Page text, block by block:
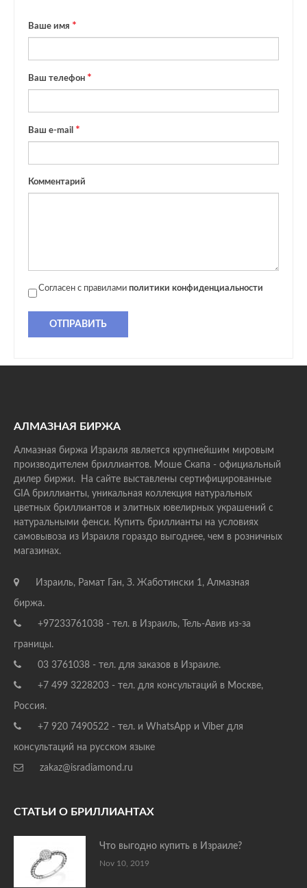
Ваше имя
Ваш телефон
Ваш e-mail
Комментарий
Согласен с правилами политики конфиденциальности
ОТПРАВИТЬ
АЛМАЗНАЯ БИРЖА
Алмазная биржа Израиля является крупнейшим мировым
производителем бриллиантов. Моше Скапа - официальный
дилер биржи. На сайте выставлены сертифицированные
GIA бриллианты, уникальная коллекция натуральных
цветных бриллиантов и элитных ювелирных украшений с
натуральными фенси. Купить бриллианты на условиях
самовывоза из Израиля гораздо выгоднее, чем в розничных
магазинах.
Израиль, Рамат Ган, З. Жаботински 1, Алмазная
биржа.
+97233761038 - тел. в Израиль, Тель-Авив из-за
границы.
03 3761038 - тел. для заказов в Израиле.
+7 499 3228203 - тел. для консультаций в Москве,
Россия.
+7 920 7490522 - тел. и WhatsApp и Viber для
консультаций на русском языке
zakaz@isradiamond.ru
СТАТЬИ О БРИЛЛИАНТАХ
Что выгодно купить в Израиле?
Nov 10, 2019